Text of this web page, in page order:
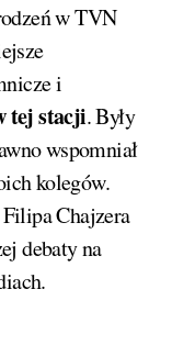
w TVN
i
tej stacji. Były
wspomniał
kolegów.
Chajzera
debaty na